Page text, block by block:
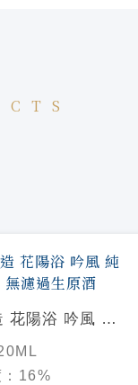
花陽浴 吟風 純
無濾過生原酒
16%